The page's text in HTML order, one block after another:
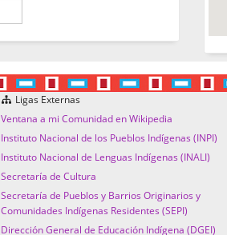
Ligas Externas
Ventana a mi Comunidad en Wikipedia
Instituto Nacional de los Pueblos Indígenas (INPI)
Instituto Nacional de Lenguas Indígenas (INALI)
Secretaría de Cultura
Secretaría de Pueblos y Barrios Originarios y
Comunidades Indígenas Residentes (SEPI)
Dirección General de Educación Indígena (DGEI)